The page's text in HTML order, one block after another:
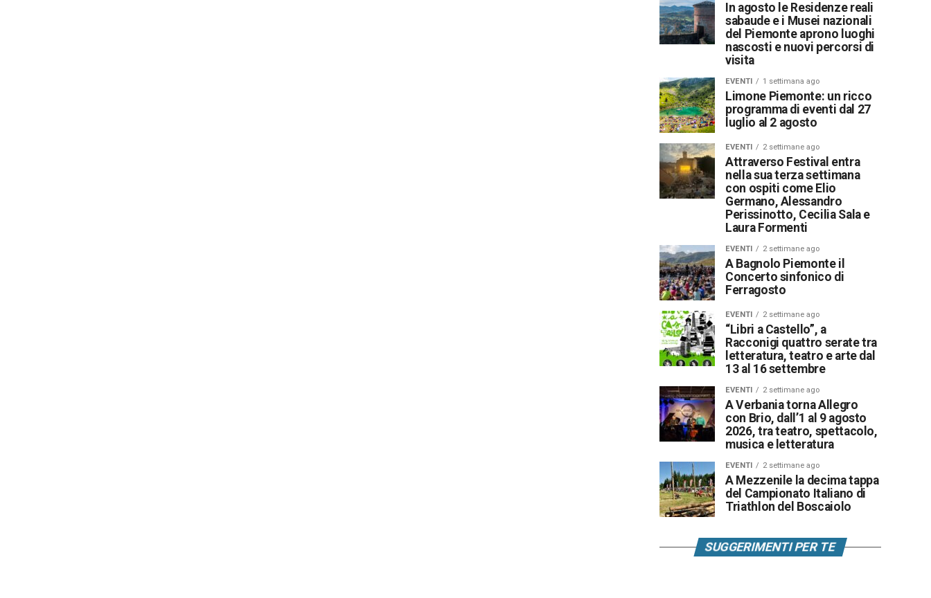
In agosto le Residenze reali
sabaude e i Musei nazionali
del Piemonte aprono luoghi
nascosti e nuovi percorsi di
visita
EVENTI 1 settimana ago
Limone Piemonte: un ricco
programma di eventi dal 27
luglio al 2 agosto
EVENTI 2 settimane ago
Attraverso Festival entra
nella sua terza settimana
con ospiti come Elio
Germano, Alessandro
Perissinotto, Cecilia Sala e
Laura Formenti
EVENTI 2 settimane ago
A Bagnolo Piemonte il
Concerto sinfonico di
Ferragosto
EVENTI 2 settimane ago
“Libri a Castello”, a
Racconigi quattro serate tra
letteratura, teatro e arte dal
13 al 16 settembre
EVENTI 2 settimane ago
A Verbania torna Allegro
con Brio, dall’1 al 9 agosto
2026, tra teatro, spettacolo,
musica e letteratura
EVENTI 2 settimane ago
A Mezzenile la decima tappa
del Campionato Italiano di
Triathlon del Boscaiolo
SUGGERIMENTI PER TE